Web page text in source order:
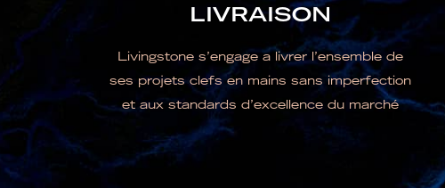
LIVRAISON
Livingstone s’engage a livrer l’ensemble de
ses projets clefs en mains sans imperfection
et aux standards d’excellence du marché